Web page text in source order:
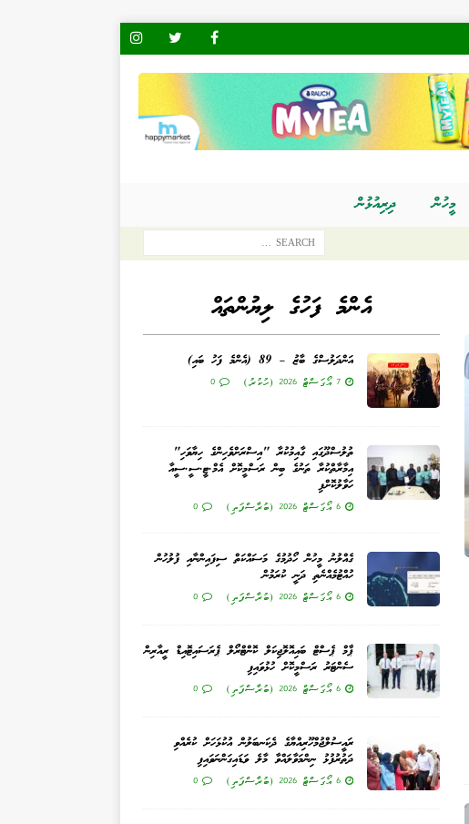
މީހުން ދިރިއުޅުން
އެންމެ ފަހުގެ ލިޔުންތައް
އަންދަލުސްގެ ބާޒު – 89 (އެންމެ ފަހު ބައި)
7 އޯގަސްޓް 2026 (ހުކުރު) 0
ތުލުސްދޫގައި ގާއިމުކުރާ "އިސްރަށްވެހިންގެ ހިޔާވަހި"
އިމާރާތްކުރާ ތަނުގެ ބިން ރަސްމީކޮށް އެމް.ޓީ.ސީ.ސީއާ
ހަވާލުކޮށްފި
6 އޯގަސްޓް 2026 (ބުރާސްފަތި) 0
ގެއްލުނު މީހުން ހޯދުމުގެ މަސައްކަތް ސިފައިންނާއި ފުލުހުން
ހުއްޓުމެއްނެތި ދަނީ ކުރަމުން
6 އޯގަސްޓް 2026 (ބުރާސްފަތި) 0
ޕާމް ޕެސްޓް ބައިއޮލޮޖިކަލް ކޮންޓްރޯލް ޕެރަސައިޓޮއިޑް ރީއާރިން
ސެންޓަރު ރަސްމީކޮށް ހުޅުވައިފި
6 އޯގަސްޓް 2026 (ބުރާސްފަތި) 0
ރައީސުލްޖުމްހޫރިއްޔާގެ ދެކަނބަލުން އުކުޅަހަށް ކުރެއްވި
ދަތުރުފުޅު ނިންމަވާލައްވާ މާލެ ވަޑައިގަންނަވައިފި
6 އޯގަސްޓް 2026 (ބުރާސްފަތި) 0